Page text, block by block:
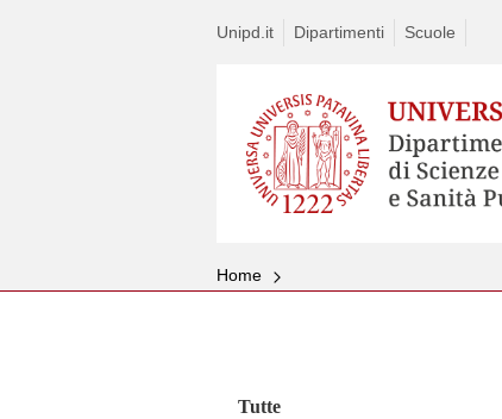
Unipd.it Dipartimenti Scuole
Home
Tutte